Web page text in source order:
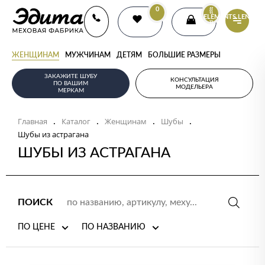
0
{{
ELEMENTS.LENGTH
}}
ЖЕНЩИНАМ МУЖЧИНАМ ДЕТЯМ БОЛЬШИЕ РАЗМЕРЫ
ЗАКАЖИТЕ ШУБУ
ПО ВАШИМ
МЕРКАМ
КОНСУЛЬТАЦИЯ
МОДЕЛЬЕРА
Главная . Каталог . Женщинам . Шубы .
Шубы из астрагана
ШУБЫ ИЗ АСТРАГАНА
ПОИСК
ПО ЦЕНЕ ПО НАЗВАНИЮ